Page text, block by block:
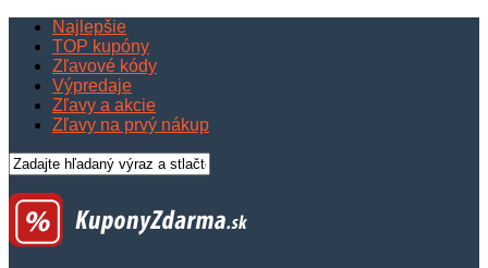
Najlepšie
TOP kupóny
Zľavové kódy
Výpredaje
Zľavy a akcie
Zľavy na prvý nákup